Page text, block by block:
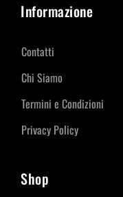
Informazione
Contatti
Chi Siamo
Termini e Condizioni
Privacy Policy
Shop